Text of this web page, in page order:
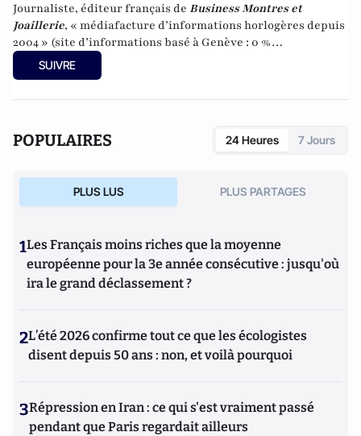
Journaliste, éditeur français de Business Montres et
Joaillerie, « médiafacture d’informations horlogères depuis
2004 » (site d’informations basé à Genève : 0 %
publicité-100 % liberté), spécialiste du marketing horloger
et de l’analyse des marchés de la montre.
SUIVRE
POPULAIRES 24 Heures 7 Jours
PLUS LUS PLUS PARTAGES
1Les Français moins riches que la moyenne
européenne pour la 3e année consécutive : jusqu'où
ira le grand déclassement ?
2L’été 2026 confirme tout ce que les écologistes
disent depuis 50 ans : non, et voilà pourquoi
3Répression en Iran : ce qui s'est vraiment passé
pendant que Paris regardait ailleurs